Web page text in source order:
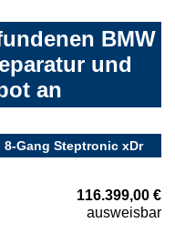
BMW
und
an
8-Gang Steptronic xDr
116.399,00 €
ausweisbar